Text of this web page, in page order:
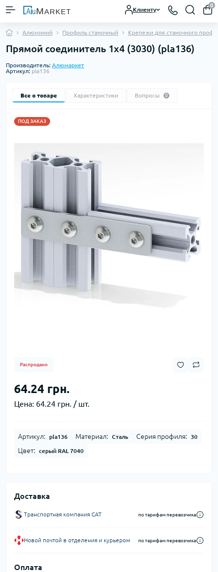
Клиенту
0
Алюминий Профиль станочный Крепежи для станочного
Прямой соединитель 1х4 (3030) (pla136)
Производитель: Алюмаркет
Артикул: pla136
Все о товаре Характеристики Вопросы 0
ПОД ЗАКАЗ
Распродано
64.24 грн.
Цена: 64.24 грн. / шт.
Артикул: pla136 Материал: Сталь Серия профиля: 30
Цвет: серый RAL 7040
Доставка
Транспортная компания CAT по тарифам перевозчика
Новой почтой в отделения и курьером по тарифам перевозчика
Оплата